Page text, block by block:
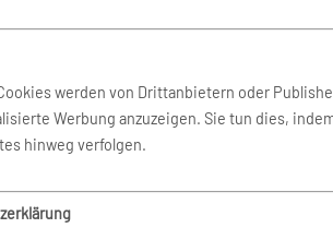
werden von Drittanbietern oder
Werbung anzuzeigen. Sie tun dies,
hinweg verfolgen.